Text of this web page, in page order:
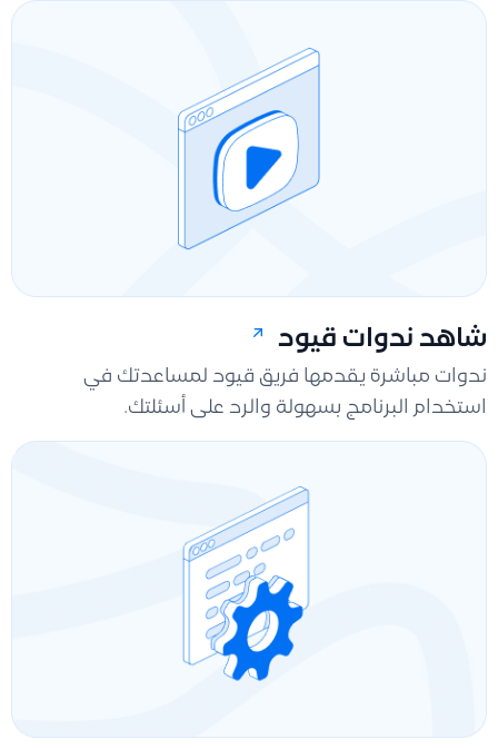
شاهد ندوات قيود
ندوات مباشرة يقدمها فريق قيود لمساعدتك في
استخدام البرنامج بسهولة والرد على أسئلتك.